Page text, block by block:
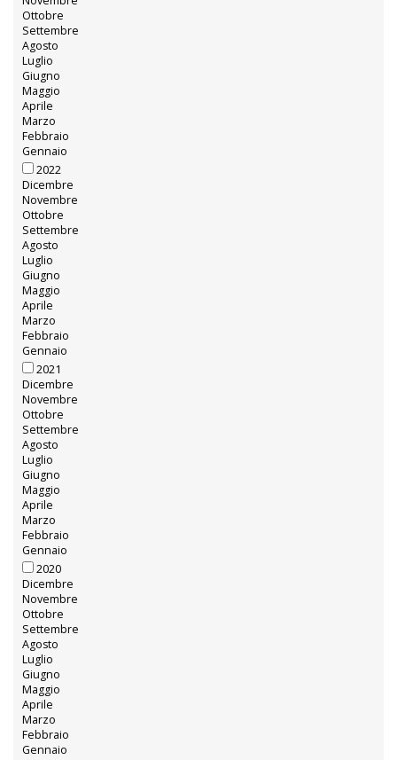
Ottobre
Settembre
Agosto
Luglio
Giugno
Maggio
Aprile
Marzo
Febbraio
Gennaio
2022
Dicembre
Novembre
Ottobre
Settembre
Agosto
Luglio
Giugno
Maggio
Aprile
Marzo
Febbraio
Gennaio
2021
Dicembre
Novembre
Ottobre
Settembre
Agosto
Luglio
Giugno
Maggio
Aprile
Marzo
Febbraio
Gennaio
2020
Dicembre
Novembre
Ottobre
Settembre
Agosto
Luglio
Giugno
Maggio
Aprile
Marzo
Febbraio
Gennaio